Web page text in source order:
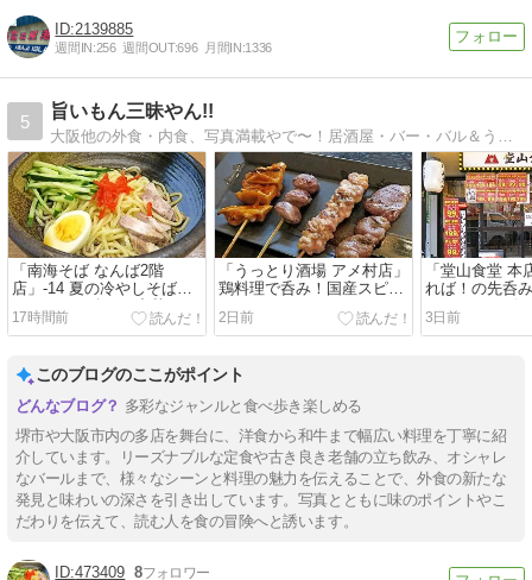
2139885
週間IN:256 週間OUT:696 月間IN:1336
5
旨いもん三昧やん!!
「南海そば なんば2階
店」-14 夏の冷やしそばや
ってます！冷やし中華☆
260808
17時間前
「うっとり酒場 アメ村店」
鶏料理で呑み！国産スピリ
ッツがウマイ♪ 260807
2日前
「堂山食堂 本
れば！の先呑
みに～ハッピ
260806
3日前
このブログのここがポイント
多彩なジャンルと食べ歩き楽しめる
堺市や大阪市内の多店を舞台に、洋食から和牛まで幅広い料理を丁寧に紹
介しています。リーズナブルな定食や古き良き老舗の立ち飲み、オシャレ
なバールまで、様々なシーンと料理の魅力を伝えることで、外食の新たな
発見と味わいの深さを引き出しています。写真とともに味のポイントやこ
だわりを伝えて、読む人を食の冒険へと誘います。
473409 8